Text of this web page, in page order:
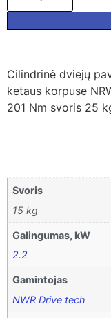
Cilindrinė dviejų
ketaus korpuse
201 Nm svoris 25
Svoris
15 kg
Galingumas, kW
2.2
Gamintojas
NWR Drive tech